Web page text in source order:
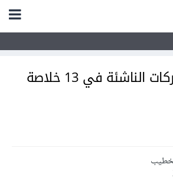
الشّركات الناشئة في 13 خلاصة